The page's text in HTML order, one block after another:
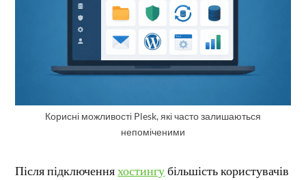
Корисні можливості Plesk, які часто залишаються
непоміченими
Після підключенняхостингубільшість користувачів